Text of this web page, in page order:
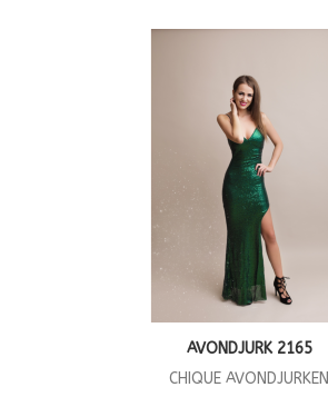
AVONDJURK 2165
CHIQUE AVONDJURKEN